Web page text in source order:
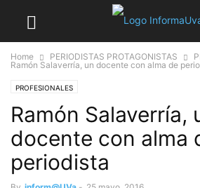
Home PERIODISTAS PROTAGONISTAS
Ramón Salaverría, un docente con alma de
PROFESIONALES
Ramón Salaverría,
docente con alma
periodista